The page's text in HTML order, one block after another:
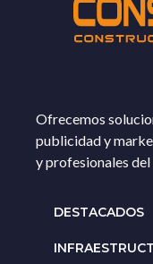
Ofrecemos
publicidad y
y profesionales del
DESTACADOS